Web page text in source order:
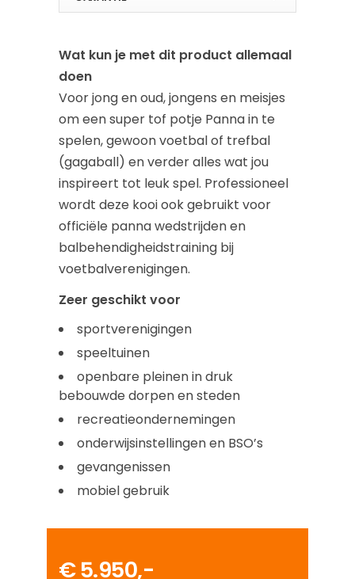
Wat kun je met dit product allemaal
doen
Voor jong en oud, jongens en meisjes
om een super tof potje Panna in te
spelen, gewoon voetbal of trefbal
(gagaball) en verder alles wat jou
inspireert tot leuk spel. Professioneel
wordt deze kooi ook gebruikt voor
officiële panna wedstrijden en
balbehendigheidstraining bij
voetbalverenigingen.
Zeer geschikt voor
sportverenigingen
speeltuinen
openbare pleinen in druk
bebouwde dorpen en steden
recreatieondernemingen
onderwijsinstellingen en BSO’s
gevangenissen
mobiel gebruik
€ 5.950,-